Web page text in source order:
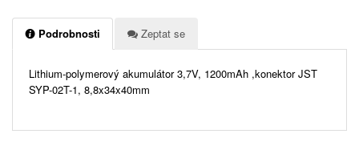
Podrobnosti Zeptat se
Lithium-polymerový akumulátor 3,7V, 1200mAh ,konektor JST
SYP-02T-1, 8,8x34x40mm